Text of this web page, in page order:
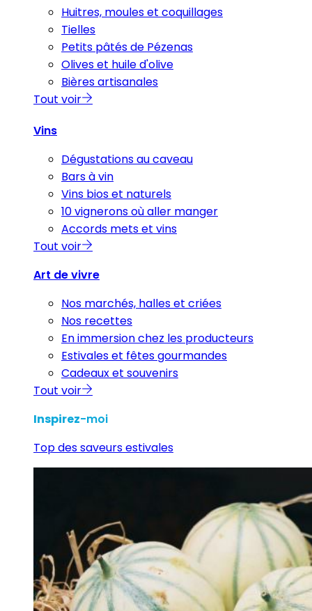
Huitres, moules et coquillages
Tielles
Petits pâtés de Pézenas
Olives et huile d'olive
Bières artisanales
Tout voir
Vins
Dégustations au caveau
Bars à vin
Vins bios et naturels
10 vignerons où aller manger
Accords mets et vins
Tout voir
Art de vivre
Nos marchés, halles et criées
Nos recettes
En immersion chez les producteurs
Estivales et fêtes gourmandes
Cadeaux et souvenirs
Tout voir
Inspirez-moi
Top des saveurs estivales